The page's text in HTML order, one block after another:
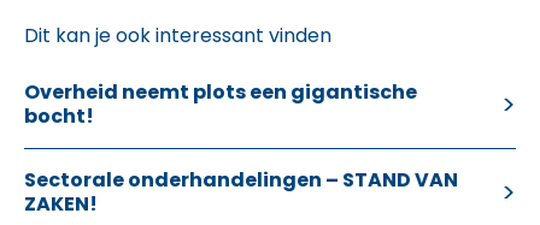
Dit kan je ook interessant vinden
Overheid neemt plots een gigantische
bocht!
Sectorale onderhandelingen – STAND VAN
ZAKEN!